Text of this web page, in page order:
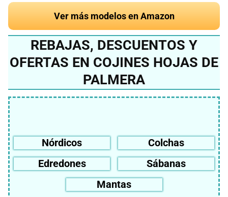
Ver más modelos en Amazon
REBAJAS, DESCUENTOS Y
OFERTAS EN COJINES HOJAS DE
PALMERA
Nórdicos
Colchas
Edredones
Sábanas
Mantas